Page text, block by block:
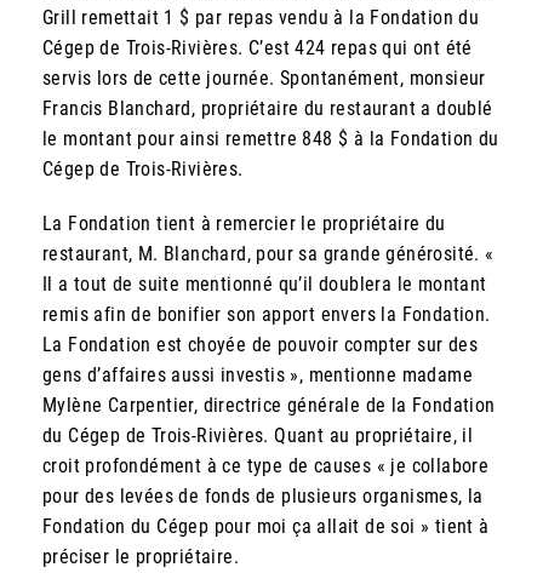
Grill remettait 1 $ par repas vendu à la Fondation du
Cégep de Trois-Rivières. C’est 424 repas qui ont été
servis lors de cette journée. Spontanément, monsieur
Francis Blanchard, propriétaire du restaurant a doublé
le montant pour ainsi remettre 848 $ à la Fondation du
Cégep de Trois-Rivières.
La Fondation tient à remercier le propriétaire du
restaurant, M. Blanchard, pour sa grande générosité. «
Il a tout de suite mentionné qu’il doublera le montant
remis afin de bonifier son apport envers la Fondation.
La Fondation est choyée de pouvoir compter sur des
gens d’affaires aussi investis », mentionne madame
Mylène Carpentier, directrice générale de la Fondation
du Cégep de Trois-Rivières. Quant au propriétaire, il
croit profondément à ce type de causes « je collabore
pour des levées de fonds de plusieurs organismes, la
Fondation du Cégep pour moi ça allait de soi » tient à
préciser le propriétaire.